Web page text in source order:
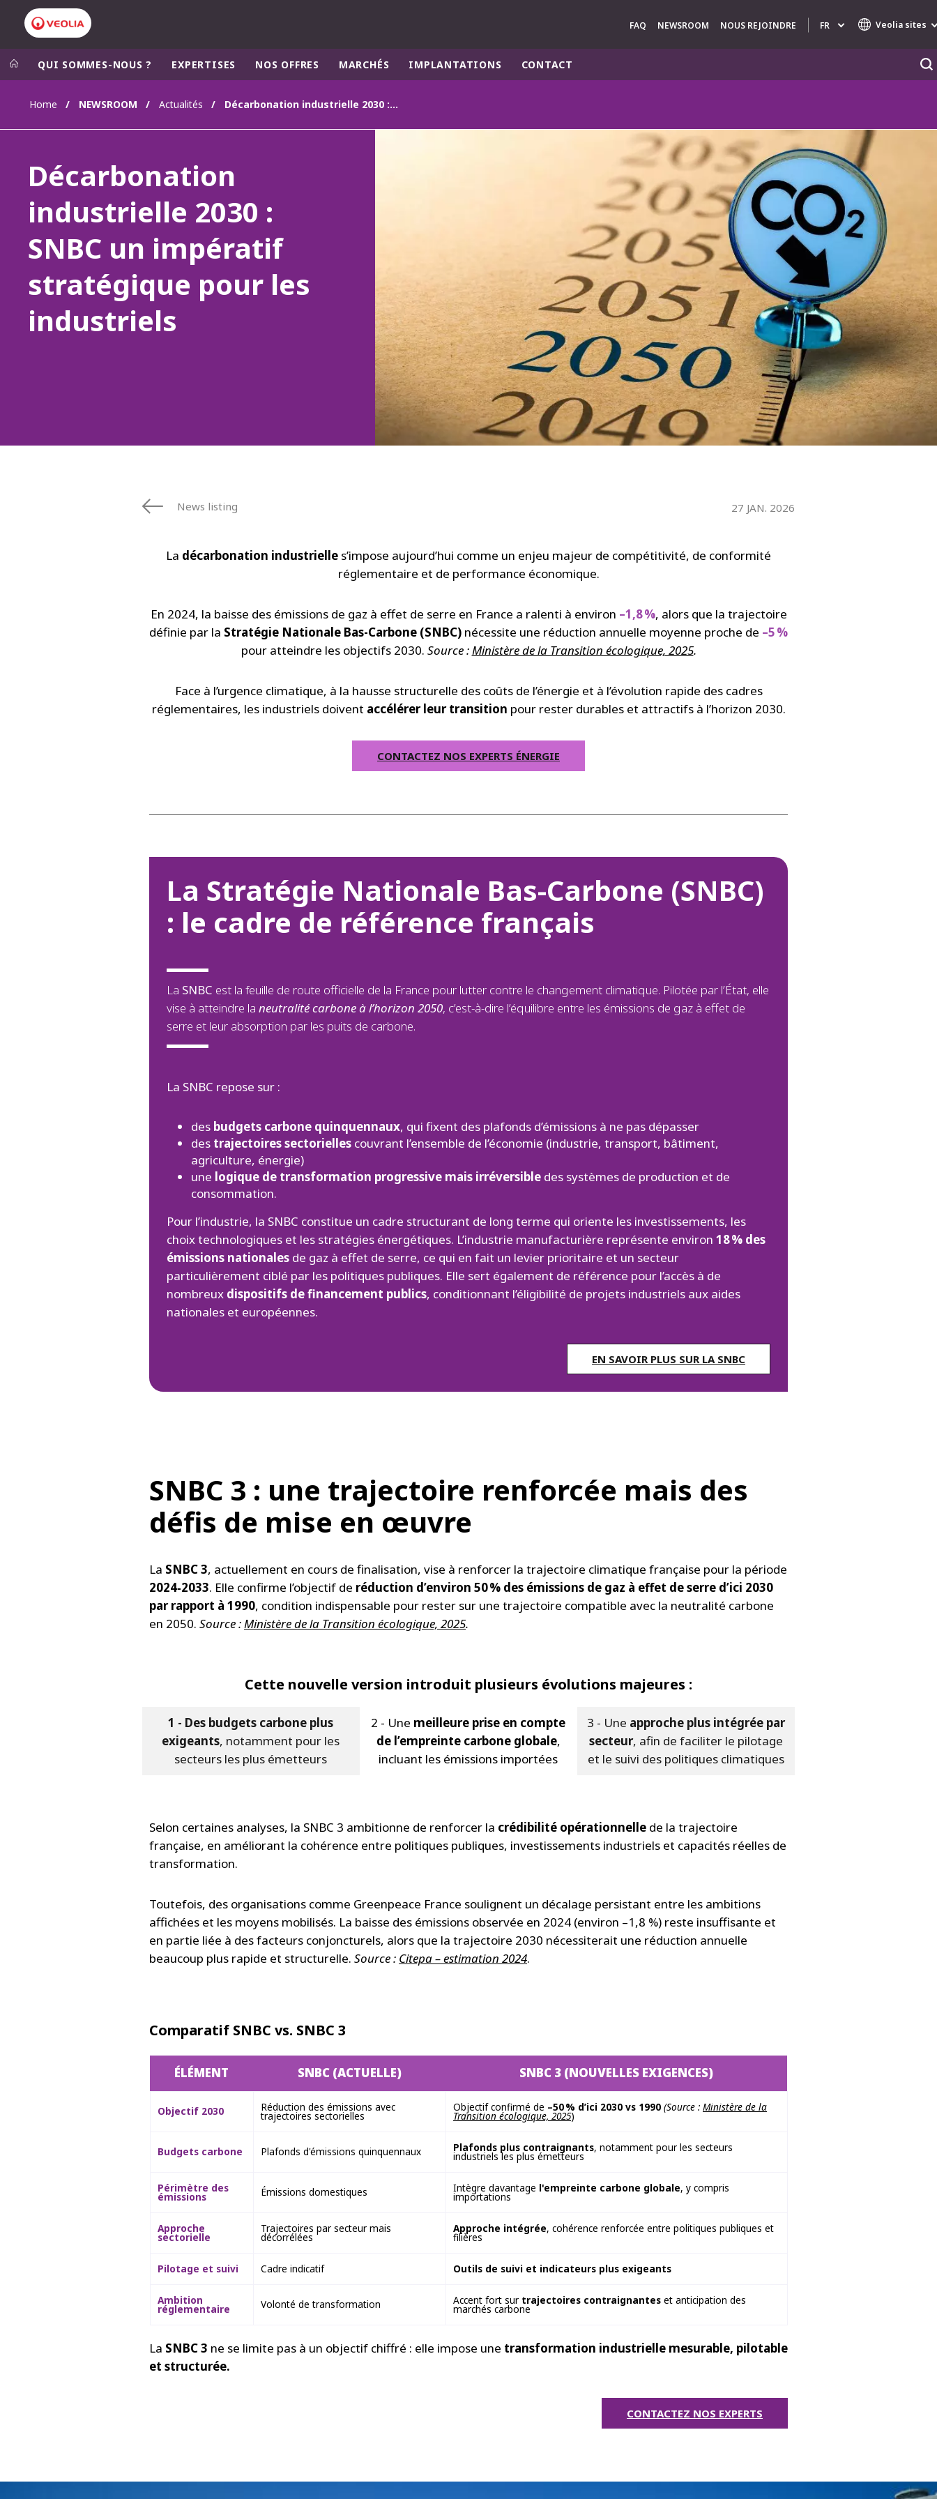
FAQ NEWSROOM NOUS REJOINDRE FR Veolia sites
Groupe Veolia
CAMPUS
FONDATION
INSTITUT
Dans le monde
AUSTRALIE ET NOUVELLE ZÉLANDE
AIR QUALITY
INGÉNIERIE & CONSEIL
HAZARDOUS WASTE EUROPE
INDUSTRIES GLOBAL SOLUTIONS
NUCLEAR SOLUTIONS
OFIS
SEDE BENELUX
VEOLIA AGRICULTURE
WATER TECHNOLOGIES
QUI SOMMES-NOUS ? EXPERTISES NOS OFFRES MARCHÉS IMPLANTATIONS CONTACT
Home NEWSROOM Actualités Décarbonation industrielle 2030 : SNBC un impératif stratégique pour les industriels
Décarbonation
industrielle 2030 :
SNBC un impératif
stratégique pour les
industriels
News listing 27 JAN. 2026
La décarbonation industrielle s’impose aujourd’hui comme un enjeu majeur de compétitivité, de conformité
réglementaire et de performance économique.
En 2024, la baisse des émissions de gaz à effet de serre en France a ralenti à environ –1,8 %, alors que la trajectoire
définie par la Stratégie Nationale Bas-Carbone (SNBC) nécessite une réduction annuelle moyenne proche de –5 %
pour atteindre les objectifs 2030. Source :Ministère de la Transition écologique, 2025.
Face à l’urgence climatique, à la hausse structurelle des coûts de l’énergie et à l’évolution rapide des cadres
réglementaires, les industriels doivent accélérer leur transition pour rester durables et attractifs à l’horizon 2030.
CONTACTEZ NOS EXPERTS ÉNERGIE
La Stratégie Nationale Bas-Carbone (SNBC)
: le cadre de référence français
La SNBC est la feuille de route officielle de la France pour lutter contre le changement climatique. Pilotée par l’État, elle
vise à atteindre la neutralité carbone à l’horizon 2050, c’est-à-dire l’équilibre entre les émissions de gaz à effet de
serre et leur absorption par les puits de carbone.
La SNBC repose sur :
des budgets carbone quinquennaux, qui fixent des plafonds d’émissions à ne pas dépasser
des trajectoires sectorielles couvrant l’ensemble de l’économie (industrie, transport, bâtiment,
agriculture, énergie)
une logique de transformation progressive mais irréversible des systèmes de production et de
consommation.
Pour l’industrie, la SNBC constitue un cadre structurant de long terme qui oriente les investissements, les
choix technologiques et les stratégies énergétiques. L’industrie manufacturière représente environ 18 % des
émissions nationales de gaz à effet de serre, ce qui en fait un levier prioritaire et un secteur
particulièrement ciblé par les politiques publiques. Elle sert également de référence pour l’accès à de
nombreux dispositifs de financement publics, conditionnant l’éligibilité de projets industriels aux aides
nationales et européennes.
EN SAVOIR PLUS SUR LA SNBC
SNBC 3 : une trajectoire renforcée mais des
défis de mise en œuvre
La SNBC 3, actuellement en cours de finalisation, vise à renforcer la trajectoire climatique française pour la période
2024‑2033. Elle confirme l’objectif de réduction d’environ 50 % des émissions de gaz à effet de serre d’ici 2030
par rapport à 1990, condition indispensable pour rester sur une trajectoire compatible avec la neutralité carbone
en 2050. Source :Ministère de la Transition écologique, 2025.
Cette nouvelle version introduit plusieurs évolutions majeures :
1 - Des budgets carbone plus
exigeants, notamment pour les
secteurs les plus émetteurs
2 - Une meilleure prise en compte
de l’empreinte carbone globale,
incluant les émissions importées
3 - Une approche plus intégrée par
secteur, afin de faciliter le pilotage
et le suivi des politiques climatiques
Selon certaines analyses, la SNBC 3 ambitionne de renforcer la crédibilité opérationnelle de la trajectoire
française, en améliorant la cohérence entre politiques publiques, investissements industriels et capacités réelles de
transformation.
Toutefois, des organisations comme Greenpeace France soulignent un décalage persistant entre les ambitions
affichées et les moyens mobilisés. La baisse des émissions observée en 2024 (environ –1,8 %) reste insuffisante et
en partie liée à des facteurs conjoncturels, alors que la trajectoire 2030 nécessiterait une réduction annuelle
beaucoup plus rapide et structurelle. Source : Citepa – estimation 2024.
Comparatif SNBC vs. SNBC 3
ÉLÉMENT SNBC (ACTUELLE) SNBC 3 (NOUVELLES EXIGENCES)
Objectif 2030 Réduction des émissions avec
trajectoires sectorielles
Objectif confirmé de –50 % d’ici 2030 vs 1990 (Source : Ministère de la
Transition écologique, 2025)
Budgets carbone Plafonds d'émissions quinquennaux Plafonds plus contraignants, notamment pour les secteurs
industriels les plus émetteurs
Périmètre des
émissions Émissions domestiques Intègre davantage l'empreinte carbone globale, y compris
importations
Approche
sectorielle
Trajectoires par secteur mais
décorrélées
Approche intégrée, cohérence renforcée entre politiques publiques et
filières
Pilotage et suivi Cadre indicatif Outils de suivi et indicateurs plus exigeants
Ambition
réglementaire Volonté de transformation Accent fort sur trajectoires contraignantes et anticipation des
marchés carbone
La SNBC 3 ne se limite pas à un objectif chiffré : elle impose une transformation industrielle mesurable, pilotable
et structurée.
CONTACTEZ NOS EXPERTS